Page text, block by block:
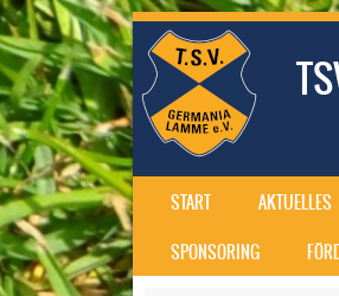
MENU
SKIP TO CONTENT
START AKTUELLES
SPONSORING